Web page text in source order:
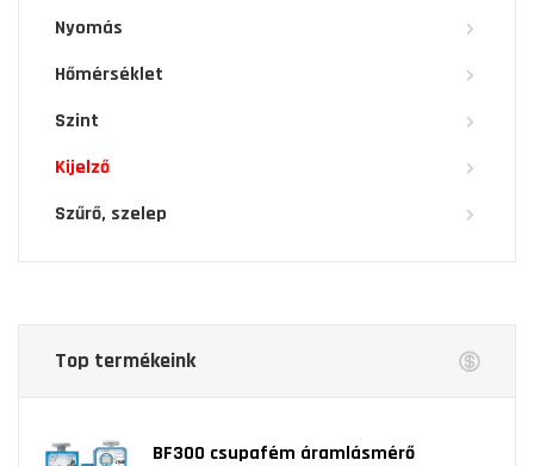
Nyomás
Hőmérséklet
Szint
Kijelző
Szűrő, szelep
Top termékeink
BF300 csupafém áramlásmérő